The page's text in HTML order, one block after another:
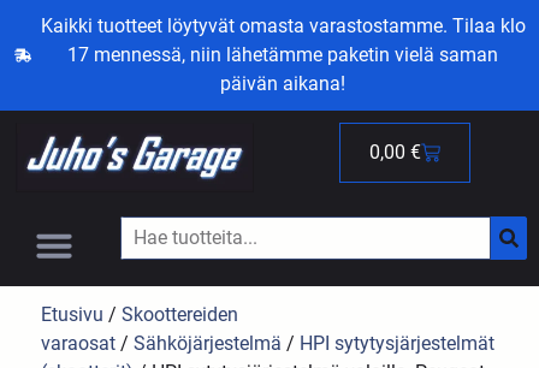
Kaikki tuotteet löytyvät omasta varastostamme. Tilaa klo
17 mennessä, niin lähetämme paketin vielä saman
päivän aikana!
0,00 €
Etusivu /Skoottereiden
varaosat /Sähköjärjestelmä / HPI sytytysjärjestelmät